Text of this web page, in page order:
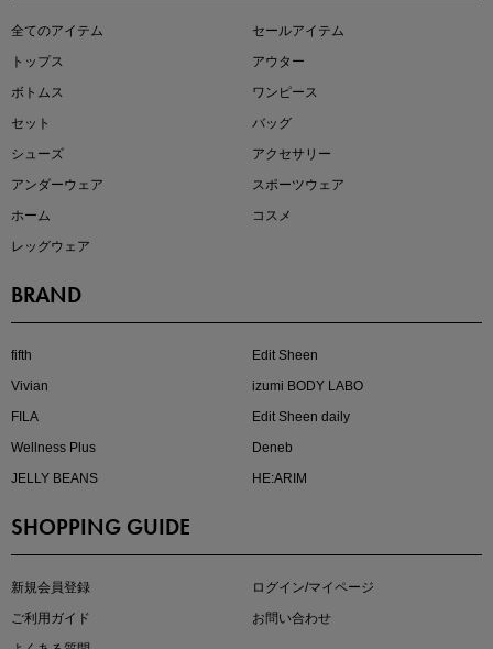
近日販売のアイテムを先見せ
全てのアイテム
セールアイテム
トップス
アウター
ボトムス
ワンピース
セット
バッグ
シューズ
アクセサリー
アンダーウェア
スポーツウェア
ホーム
コスメ
レッグウェア
BRAND
fifth
Edit Sheen
Vivian
izumi BODY LABO
FILA
Edit Sheen daily
Wellness Plus
Deneb
JELLY BEANS
HE:ARIM
SHOPPING GUIDE
新規会員登録
ログイン/マイページ
ご利用ガイド
お問い合わせ